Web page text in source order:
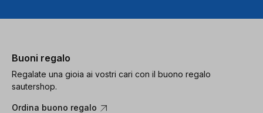
Buoni regalo
Regalate una gioia ai vostri cari con il buono regalo
sautershop.
Ordina buono regalo